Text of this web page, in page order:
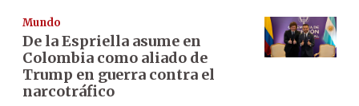
Mundo
De la Espriella asume en
Colombia como aliado de
Trump en guerra contra el
narcotráfico